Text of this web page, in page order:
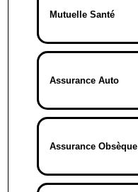
Mutuelle Santé
Assurance Auto
Assurance Obsèque